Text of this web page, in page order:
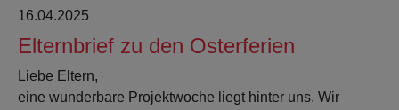
16.04.2025
Elternbrief zu den Osterferien
Liebe Eltern,
eine wunderbare Projektwoche liegt hinter uns. Wir